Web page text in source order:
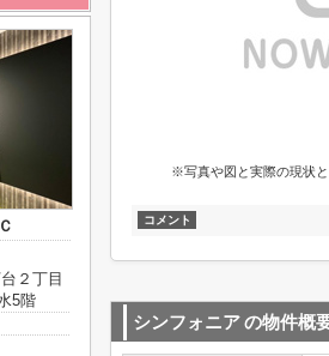
※写真や図と実際の現状
コメント
シンフォニアの物件概
２丁目
5階